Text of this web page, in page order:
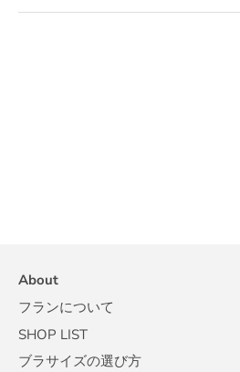
About
フランについて
SHOP LIST
ブラサイズの選び方